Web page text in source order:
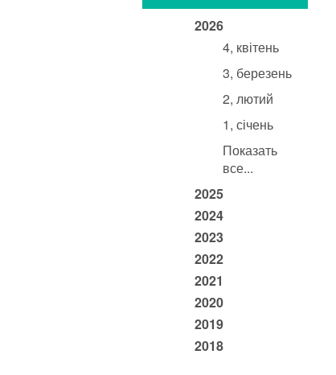
2026
4, квітень
3, березень
2, лютий
1, січень
Показать
все...
2025
2024
2023
2022
2021
2020
2019
2018